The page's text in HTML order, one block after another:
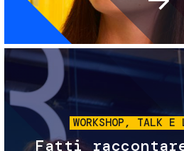
WORKSHOP, TALK E
Fatti